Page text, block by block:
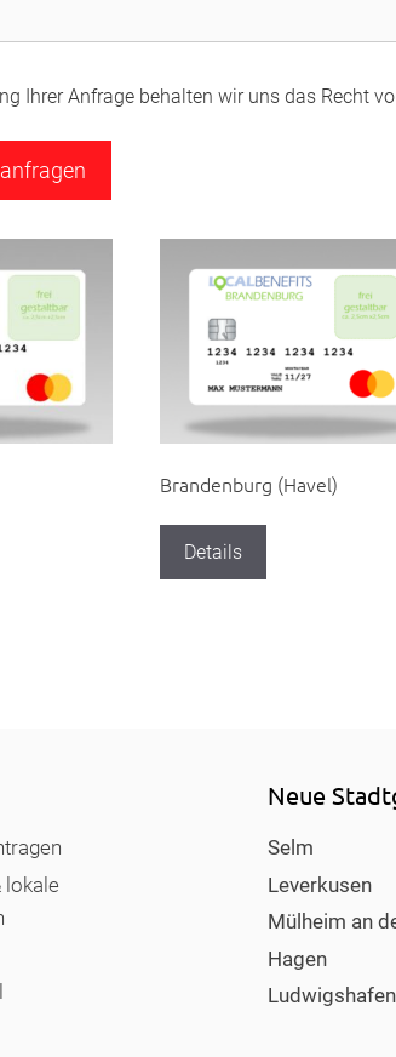
Ihrer Anfrage behalten wir uns das Recht
Brandenburg (Havel)
Details
lokale
Neue
Selm
Leverkusen
Mülheim an
Hagen
Ludwigshafen